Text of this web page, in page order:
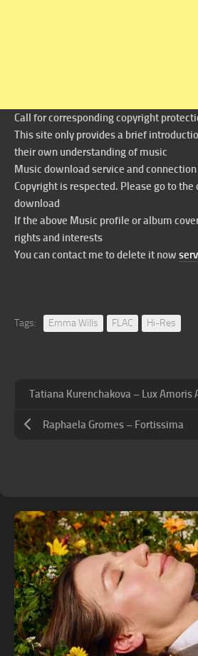
Call for corresponding copyright
This site only provides a brief
their own understanding of music
Music download service and
Copyright is respected. Please go to
download
If the above Music profile or album
rights and interests
You can contact me to delete it now
Tags: Emma Wills FLAC Hi-Res
Tatiana Kurenchakova – Lux Amoris
Raphaela Gromes – Fortissima